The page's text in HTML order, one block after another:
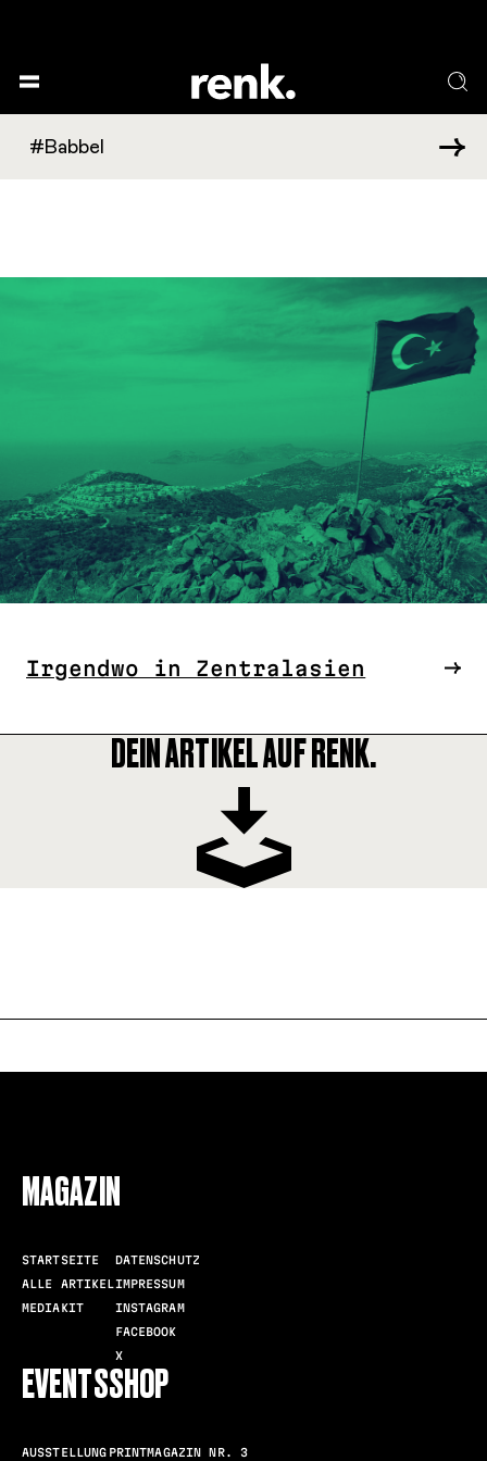
Irgendwo in Zentralasien
DEIN ARTIKEL AUF RENK.
MAGAZIN
STARTSEITE
ALLE ARTIKEL
MEDIAKIT
DATENSCHUTZ
IMPRESSUM
INSTAGRAM
FACEBOOK
X
EVENTS
AUSSTELLUNG
SHOP
PRINTMAGAZIN NR. 3